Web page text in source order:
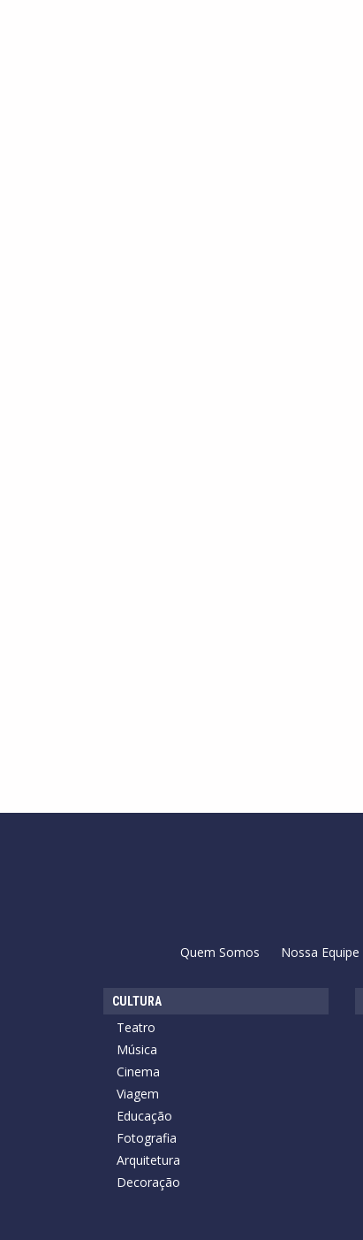
Quem Somos Nossa Equipe
CULTURA
Teatro
Música
Cinema
Viagem
Educação
Fotografia
Arquitetura
Decoração